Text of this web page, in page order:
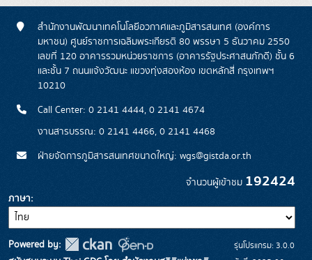
สำนักงานพัฒนาเทคโนโลยีอวกาศและภูมิสารสนเทศ (องค์การ
มหาชน) ศูนย์ราชการเฉลิมพระเกียรติ 80 พรรษา 5 ธันวาคม 2550
เลขที่ 120 อาคารรวมหน่วยราชการ (อาคารรัฐประศาสนภักดี) ชั้น 6
และชั้น 7 ถนนแจ้งวัฒนะ แขวงทุ่งสองห้อง เขตหลักสี่ กรุงเทพฯ
10210
Call Center: 0 2141 4444, 0 2141 4674
งานสารบรรณ: 0 2141 4466, 0 2141 4468
ฝ่ายจัดการภูมิสารสนเทศขนาดใหญ่: wgs@gistda.or.th
จำนวนผู้เข้าชม 192424
ภาษา
Powered by:
รุ่นโปรแกรม: 3.0.0